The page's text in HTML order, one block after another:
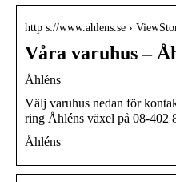
http s://www.ahlens.se ›
Våra varuhus –
Åhléns
Välj varuhus nedan för
ring Åhléns växel på 08-402
Åhléns